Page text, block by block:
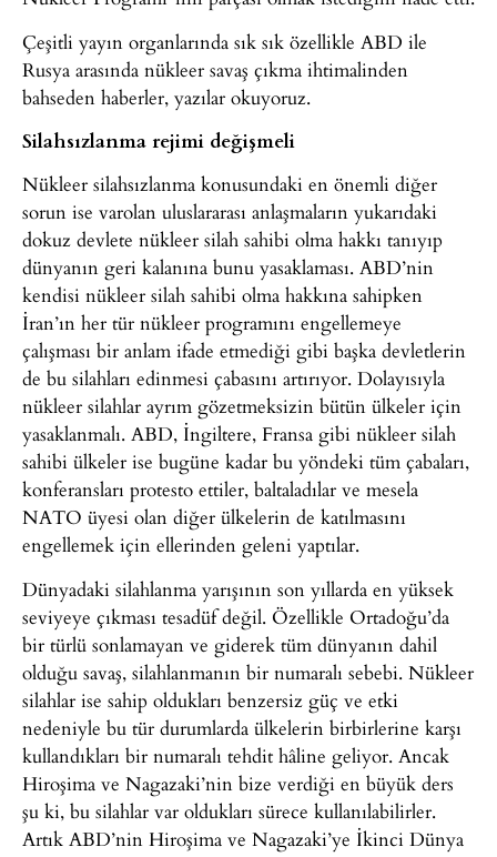
Çeşitli yayın organlarında sık sık özellikle ABD ile
Rusya arasında nükleer savaş çıkma ihtimalinden
bahseden haberler, yazılar okuyoruz.
Silahsızlanma rejimi değişmeli
Nükleer silahsızlanma konusundaki en önemli diğer
sorun ise varolan uluslararası anlaşmaların yukarıdaki
dokuz devlete nükleer silah sahibi olma hakkı tanıyıp
dünyanın geri kalanına bunu yasaklaması. ABD’nin
kendisi nükleer silah sahibi olma hakkına sahipken
İran’ın her tür nükleer programını engellemeye
çalışması bir anlam ifade etmediği gibi başka devletlerin
de bu silahları edinmesi çabasını artırıyor. Dolayısıyla
nükleer silahlar ayrım gözetmeksizin bütün ülkeler için
yasaklanmalı. ABD, İngiltere, Fransa gibi nükleer silah
sahibi ülkeler ise bugüne kadar bu yöndeki tüm çabaları,
konferansları protesto ettiler, baltaladılar ve mesela
NATO üyesi olan diğer ülkelerin de katılmasını
engellemek için ellerinden geleni yaptılar.
Dünyadaki silahlanma yarışının son yıllarda en yüksek
seviyeye çıkması tesadüf değil. Özellikle Ortadoğu’da
bir türlü sonlamayan ve giderek tüm dünyanın dahil
olduğu savaş, silahlanmanın bir numaralı sebebi. Nükleer
silahlar ise sahip oldukları benzersiz güç ve etki
nedeniyle bu tür durumlarda ülkelerin birbirlerine karşı
kullandıkları bir numaralı tehdit hâline geliyor. Ancak
Hiroşima ve Nagazaki’nin bize verdiği en büyük ders
şu ki, bu silahlar var oldukları sürece kullanılabilirler.
Artık ABD’nin Hiroşima ve Nagazaki’ye İkinci Dünya